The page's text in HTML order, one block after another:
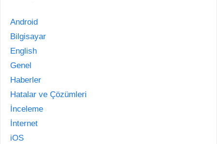
Android
Bilgisayar
English
Genel
Haberler
Hatalar ve Çözümleri
İnceleme
İnternet
iOS